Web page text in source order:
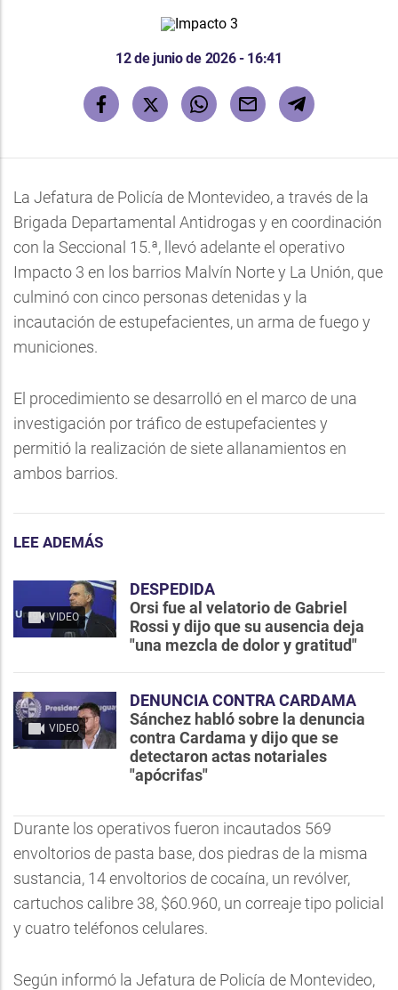
12 de junio de 2026 - 16:41
La Jefatura de Policía de Montevideo, a través de la
Brigada Departamental Antidrogas y en coordinación
con la Seccional 15.ª, llevó adelante el operativo
Impacto 3 en los barrios Malvín Norte y La Unión, que
culminó con cinco personas detenidas y la
incautación de estupefacientes, un arma de fuego y
municiones.
El procedimiento se desarrolló en el marco de una
investigación por tráfico de estupefacientes y
permitió la realización de siete allanamientos en
ambos barrios.
LEE ADEMÁS
VIDEO
DESPEDIDA
Orsi fue al velatorio de Gabriel
Rossi y dijo que su ausencia deja
"una mezcla de dolor y gratitud"
VIDEO
DENUNCIA CONTRA CARDAMA
Sánchez habló sobre la denuncia
contra Cardama y dijo que se
detectaron actas notariales
"apócrifas"
Durante los operativos fueron incautados 569
envoltorios de pasta base, dos piedras de la misma
sustancia, 14 envoltorios de cocaína, un revólver,
cartuchos calibre 38, $60.960, un correaje tipo policial
y cuatro teléfonos celulares.
Según informó la Jefatura de Policía de Montevideo,